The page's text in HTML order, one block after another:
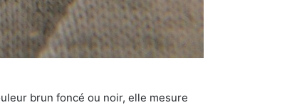
brun foncé ou noir, elle mesure